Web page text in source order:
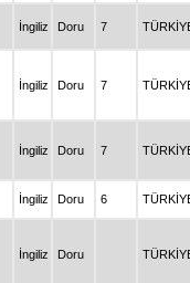
İngiliz Doru 7
İngiliz Doru 7
İngiliz Doru 7
İngiliz Doru 6
İngiliz Doru